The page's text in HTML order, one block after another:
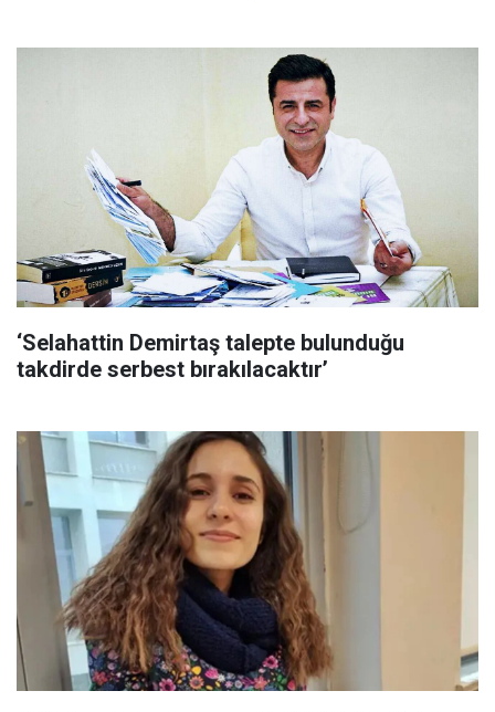
‘Selahattin Demirtaş talepte bulunduğu
takdirde serbest bırakılacaktır’